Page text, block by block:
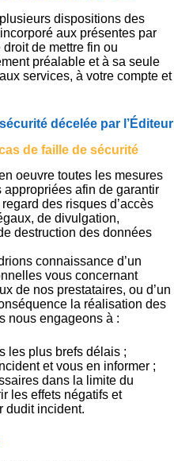
dispositions des
aux présentes par
de mettre fin ou
préalable et à sa seule
services, à votre compte et
décelée par l’Éditeur
de faille de sécurité
oeuvre toutes les mesures
afin de garantir
des risques d’accès
de divulgation,
destruction des données
connaissance d’un
vous concernant
de nos prestataires, ou d’un
la réalisation des
nous engageons à :
les plus brefs délais ;
et vous en informer ;
dans la limite du
les effets négatifs et
dudit incident.